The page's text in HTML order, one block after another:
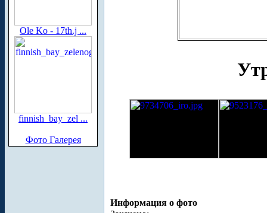
Ole Ko - 17th.j ...
finnish_bay_zel ...
Фото Галерея
Информация о фото